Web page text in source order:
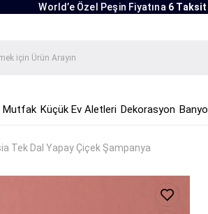
World’e Özel Peşin Fiyatına 6 Taksit
Mutfak Küçük Ev Aletleri Dekorasyon Banyo
Tek Dal Yapay Çiçek Şampanya